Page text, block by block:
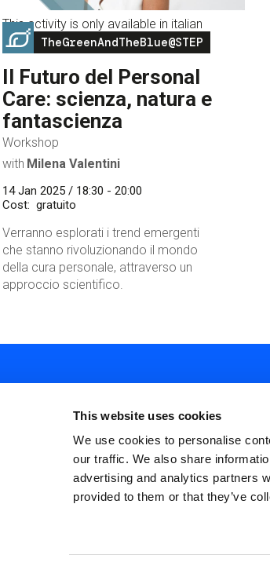
This website uses cookies
We use cookies to personalise
our traffic. We also share
advertising and analytics partners
provided to them or that they’ve
This activity is only available in italian
Image
TheGreenAndTheBlue@STEP
Il Futuro del Personal
Care: scienza, natura e
fantascienza
Workshop
with Milena Valentini
14 Jan 2025 / 18:30 - 20:00
Cost
gratuito
Verranno esplorati i trend emergenti
che stanno rivoluzionando il mondo
della cura personale, attraverso un
approccio scientifico.
info@steptothefuture.it
+39 02 33 020 088
Social
menu
FooterFAQ